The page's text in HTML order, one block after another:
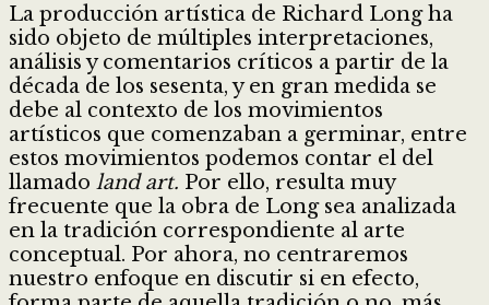
La producción artística de Richard Long ha
sido objeto de múltiples interpretaciones,
análisis y comentarios críticos a partir de la
década de los sesenta, y en gran medida se
debe al contexto de los movimientos
artísticos que comenzaban a germinar, entre
estos movimientos podemos contar el del
llamado land art. Por ello, resulta muy
frecuente que la obra de Long sea analizada
en la tradición correspondiente al arte
conceptual. Por ahora, no centraremos
nuestro enfoque en discutir si en efecto,